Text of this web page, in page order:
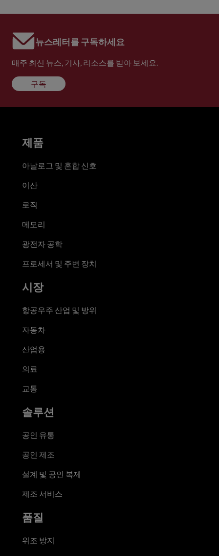
뉴스레터를 구독하세요
매주 최신 뉴스, 기사, 리소스를 받아 보세요.
구독
제품
아날로그 및 혼합 신호
이산
로직
메모리
광전자 공학
프로세서 및 주변 장치
시장
항공우주 산업 및 방위
자동차
산업용
의료
교통
솔루션
공인 유통
공인 제조
설계 및 공인 복제
제조 서비스
품질
위조 방지